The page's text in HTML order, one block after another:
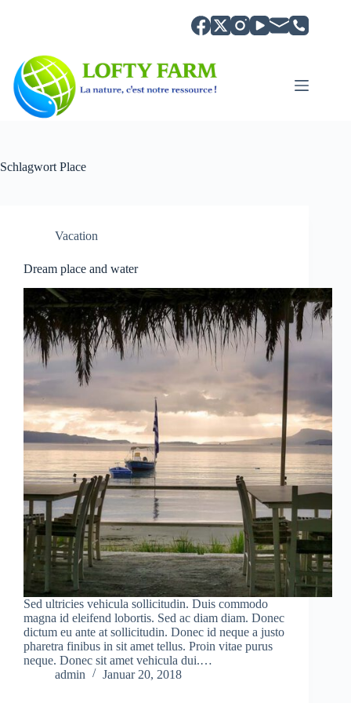
Schlagwort Place
Vacation
Dream place and water
Sed ultricies vehicula sollicitudin. Duis commodo
magna id eleifend lobortis. Sed ac diam diam. Donec
dictum eu ante at sollicitudin. Donec id neque a justo
pharetra finibus in sit amet tellus. Proin vitae purus
neque. Donec sit amet vehicula dui.…
admin
Januar 20, 2018